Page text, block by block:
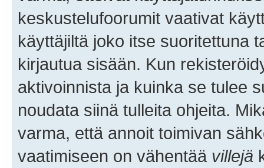
keskustelufoorumit vaativat
käyttäjiltä joko itse suoritettuna
kirjautua sisään. Kun
aktivoinnista ja kuinka se tulee
noudata siinä tulleita ohjeita.
varma, että annoit toimivan
vaatimiseen on vähentää villejä